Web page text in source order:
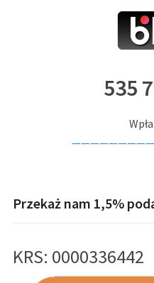
535
Przekaż nam 1,5%
KRS: 0000336442